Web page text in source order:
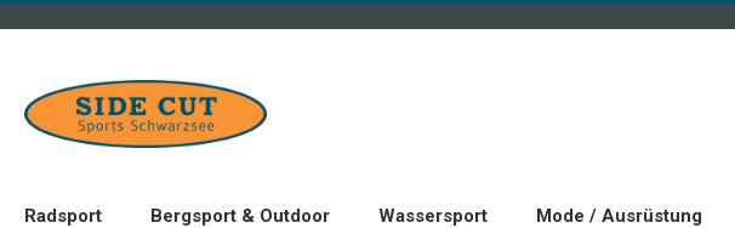
Radsport Bergsport & Outdoor Wassersport Mode / Ausrüstung